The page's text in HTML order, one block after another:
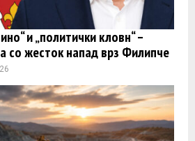
и „политички кловн“ –
со жесток напад врз Филипче